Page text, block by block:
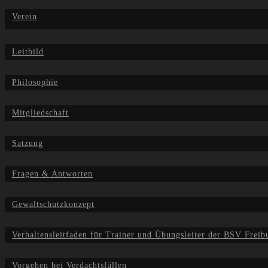
Verein
Leitbild
Philosophie
Mitgliedschaft
Satzung
Fragen & Antworten
Gewaltschutzkonzept
Verhaltensleitfaden für Trainer und Übungsleiter der BSV
Vorgehen bei Verdachtsfällen